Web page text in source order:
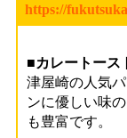
https://
■カレートー
津屋崎の人気
ンに優しい味
も豊富です。